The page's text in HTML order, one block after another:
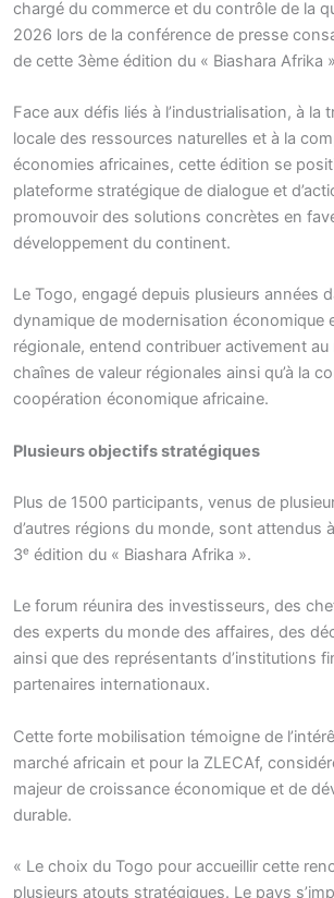
chargé du commerce et du contrôle de la
2026 lors de la conférence de presse
de cette 3ème édition du « Biashara Afrika
Face aux défis liés à l’industrialisation, à la
locale des ressources naturelles et à la
économies africaines, cette édition se
plateforme stratégique de dialogue et
promouvoir des solutions concrètes en
développement du continent.
Le Togo, engagé depuis plusieurs années
dynamique de modernisation économique
régionale, entend contribuer activement
chaînes de valeur régionales ainsi qu’à la
coopération économique africaine.
Plusieurs objectifs stratégiques
Plus de 1500 participants, venus de
d’autres régions du monde, sont attendus
3ᵉ édition du « Biashara Afrika ».
Le forum réunira des investisseurs, des
des experts du monde des affaires, des
ainsi que des représentants d’institutions
partenaires internationaux.
Cette forte mobilisation témoigne de
marché africain et pour la ZLECAf,
majeur de croissance économique et de
durable.
« Le choix du Togo pour accueillir cette
plusieurs atouts stratégiques. Le pays